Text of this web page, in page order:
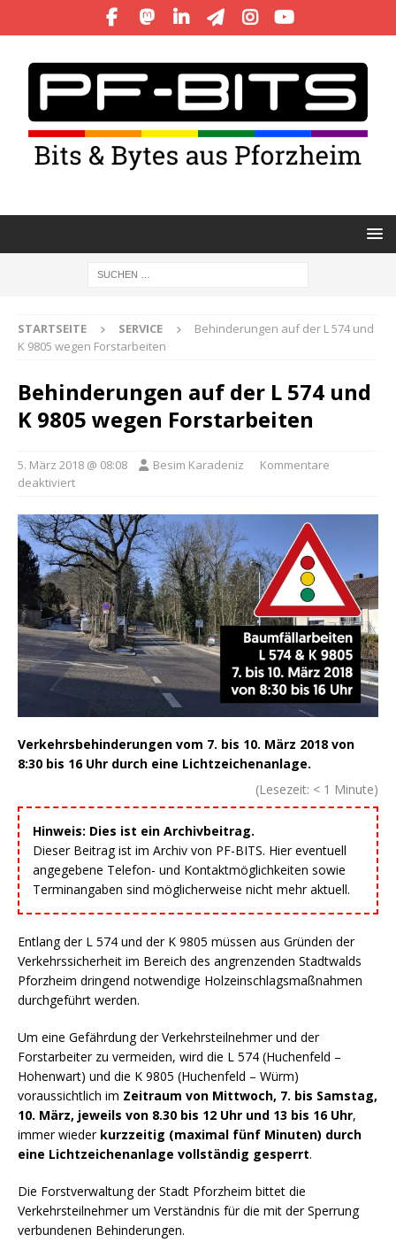
STARTSEITE SERVICE
Behinderungen auf der L 574 und
K 9805 wegen Forstarbeiten
Behinderungen auf der L 574 und
K 9805 wegen Forstarbeiten
5. März 2018 @ 08:08 Besim Karadeniz
Kommentare
deaktiviert
Verkehrsbehinderungen vom 7. bis 10. März 2018 von
8:30 bis 16 Uhr durch eine Lichtzeichenanlage.
(Lesezeit: < 1 Minute)
Hinweis: Dies ist ein Archivbeitrag.
Dieser Beitrag ist im Archiv von PF-BITS. Hier eventuell
angegebene Telefon- und Kontaktmöglichkeiten sowie
Terminangaben sind möglicherweise nicht mehr aktuell.
Entlang der L 574 und der K 9805 müssen aus Gründen der
Verkehrssicherheit im Bereich des angrenzenden Stadtwalds
Pforzheim dringend notwendige Holzeinschlagsmaßnahmen
durchgeführt werden.
Um eine Gefährdung der Verkehrsteilnehmer und der
Forstarbeiter zu vermeiden, wird die L 574 (Huchenfeld –
Hohenwart) und die K 9805 (Huchenfeld – Würm)
voraussichtlich im Zeitraum von Mittwoch, 7. bis Samstag,
10. März, jeweils von 8.30 bis 12 Uhr und 13 bis 16 Uhr,
immer wieder kurzzeitig (maximal fünf Minuten) durch
eine Lichtzeichenanlage vollständig gesperrt.
Die Forstverwaltung der Stadt Pforzheim bittet die
Verkehrsteilnehmer um Verständnis für die mit der Sperrung
verbundenen Behinderungen.